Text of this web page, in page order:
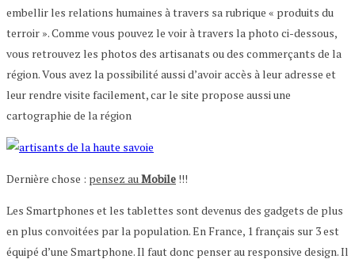
embellir les relations humaines à travers sa rubrique « produits du
terroir ». Comme vous pouvez le voir à travers la photo ci-dessous,
vous retrouvez les photos des artisanats ou des commerçants de la
région. Vous avez la possibilité aussi d’avoir accès à leur adresse et
leur rendre visite facilement, car le site propose aussi une
cartographie de la région
Dernière chose : pensez auMobile !!!
Les Smartphones et les tablettes sont devenus des gadgets de plus
en plus convoitées par la population. En France, 1 français sur 3 est
équipé d’une Smartphone. Il faut donc penser au responsive design. Il